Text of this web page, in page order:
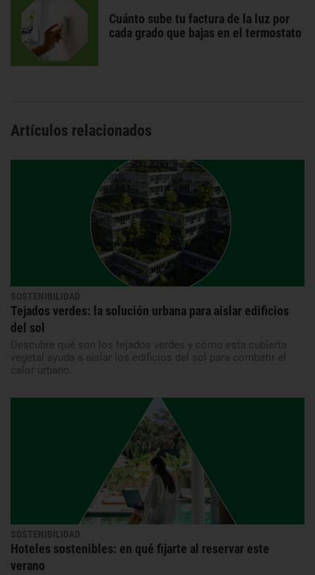
Cuánto sube tu factura de la luz por
cada grado que bajas en el termostato
Artículos relacionados
SOSTENIBILIDAD
Tejados verdes: la solución urbana para aislar edificios
del sol
Descubre qué son los tejados verdes y cómo esta cubierta
vegetal ayuda a aislar los edificios del sol para combatir el
calor urbano.
SOSTENIBILIDAD
Hoteles sostenibles: en qué fijarte al reservar este
verano